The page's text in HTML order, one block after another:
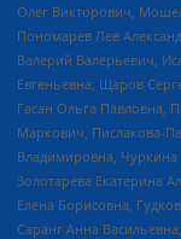
Олег Викторович,
Пономарев Лев
Валерий Валерьевич,
Евгеньевна, Щаров
Гасан Ольга Павловна,
Маркович, Пислакова-
Владимировна, Чуркина
Золотарева Екатерина
Елена Борисовна,
Саранг Анна